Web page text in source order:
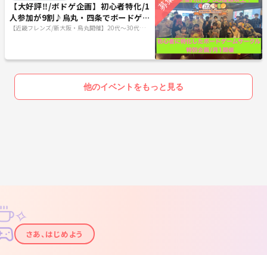
【大好評‼️/ボドゲ企画】初心者特化/1
人参加が9割♪烏丸・四条でボードゲー
ム企画
【近畿フレンズ/新大阪・烏丸開催】20代〜30代向
他のイベントをもっと見る
✦
✧
さあ、はじめよう